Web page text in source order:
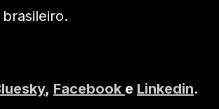
, Facebook e Linkedin.